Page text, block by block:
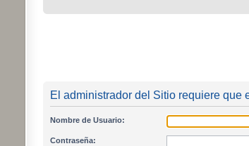
El administrador del Sitio requiere que
Nombre de Usuario:
Contraseña: